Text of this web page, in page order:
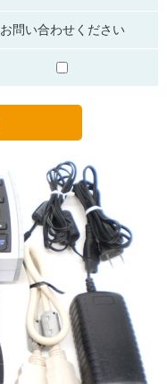
お問い合わせください